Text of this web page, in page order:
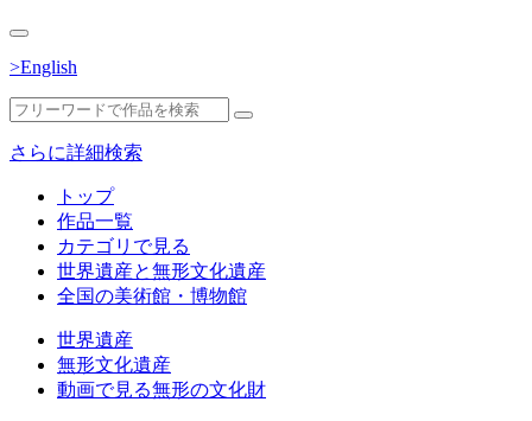
>English
さらに詳細検索
トップ
作品一覧
カテゴリで見る
世界遺産と無形文化遺産
全国の美術館・博物館
世界遺産
無形文化遺産
動画で見る無形の文化財